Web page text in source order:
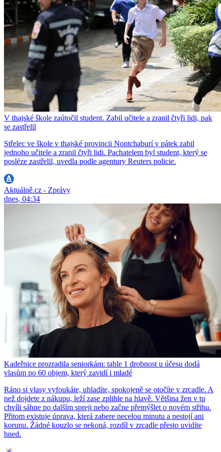
V thajské škole zaútočil student. Zabil učitele a zranil čtyři lidi, pak
se zastřelil
Střelec ve škole v thajské provincii Nontchaburí v pátek zabil
jednoho učitele a zranil čtyři lidi. Pachatelem byl student, který se
posléze zastřelil, uvedla podle agentury Reuters policie.
Aktuálně.cz - Zprávy
dnes, 04:34
Kadeřnice prozradila seniorkám: tahle 1 drobnost u účesu dodá
vlasům po 60 objem, který zavidí i mladé
Ráno si vlasy vyfoukáte, uhladíte, spokojeně se otočíte v zrcadle. A
než dojdete z nákupu, leží zase zplihle na hlavě. Většina žen v tu
chvíli sáhne po dalším spreji nebo začne přemýšlet o novém střihu.
Přitom existuje úprava, která zabere necelou minutu a nestojí ani
korunu. Žádné kouzlo se nekoná, rozdíl v zrcadle přesto uvidíte
hned.